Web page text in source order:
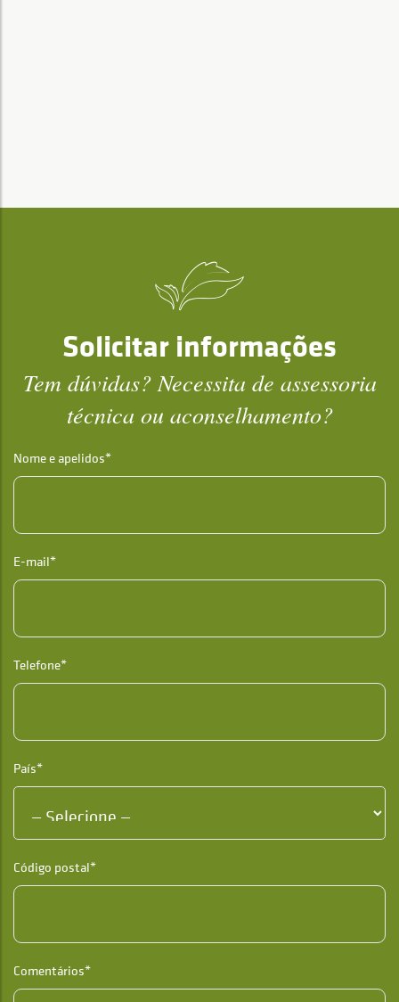
Solicitar informações
Tem dúvidas? Necessita de assessoria
técnica ou aconselhamento?
Nome e apelidos*
E-mail*
Telefone*
País*
Código postal*
Comentários*